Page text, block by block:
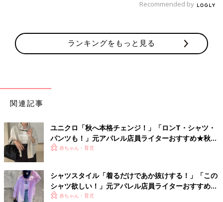
Recommended by
ランキングをもっと見る
関連記事
ユニクロ「秋へ本格チェンジ！」「ロンT・シャツ・
パンツも！」元アパレル店員ライターおすすめ★秋物
ミックスコーデ5選
赤ちゃん・育児
シャツスタイル「着るだけであか抜けする！」「この
シャツ欲しい！」元アパレル店員ライターおすすめ
★5選赤ちゃん・育児